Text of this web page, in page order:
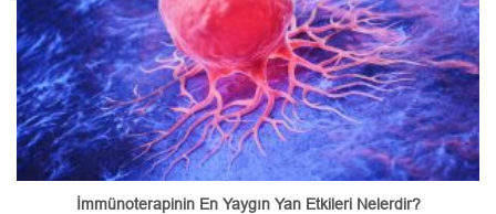
İmmünoterapinin En Yaygın Yan Etkileri Nelerdir?